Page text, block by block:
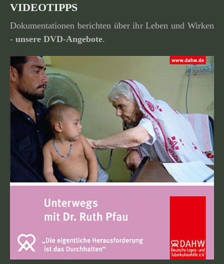
VIDEOTIPPS
Dokumentationen berichten über ihr Leben und Wirken
- unsere DVD-Angebote.